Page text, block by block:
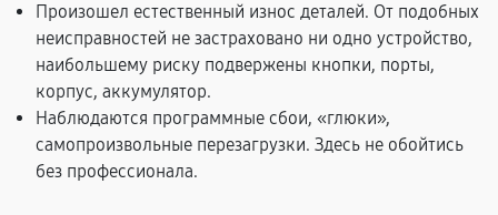
Произошел естественный износ деталей. От подобных
неисправностей не застраховано ни одно устройство,
наибольшему риску подвержены кнопки, порты,
корпус, аккумулятор.
Наблюдаются программные сбои, «глюки»,
самопроизвольные перезагрузки. Здесь не обойтись
без профессионала.